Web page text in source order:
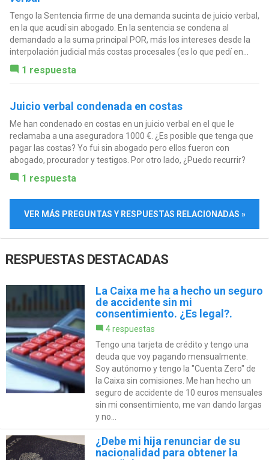
Tengo la Sentencia firme de una demanda sucinta de juicio verbal,
en la que acudí sin abogado. En la sentencia se condena al
demandado a la suma principal POR, más los intereses desde la
interpolación judicial más costas procesales (es lo que pedí en...
1 respuesta
Juicio verbal condenada en costas
Me han condenado en costas en un juicio verbal en el que le
reclamaba a una aseguradora 1000 €. ¿Es posible que tenga que
pagar las costas? Yo fui sin abogado pero ellos fueron con
abogado, procurador y testigos. Por otro lado, ¿Puedo recurrir?
1 respuesta
VER MÁS PREGUNTAS Y RESPUESTAS RELACIONADAS »
RESPUESTAS DESTACADAS
La Caixa me ha a hecho un seguro
de accidente sin mi
consentimiento. ¿Es legal?.
4 respuestas
Tengo una tarjeta de crédito y tengo una
deuda que voy pagando mensualmente.
Soy autónomo y tengo la "Cuenta Zero" de
la Caixa sin comisiones. Me han hecho un
seguro de accidente de 10 euros mensuales
sin mi consentimiento, me van dando largas
y no...
¿Debe mi hija renunciar de su
nacionalidad para obtener la